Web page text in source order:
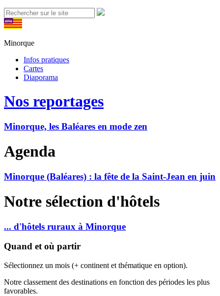
Minorque
Infos pratiques
Cartes
Diaporama
Nos reportages
Minorque, les Baléares en mode zen
Agenda
Minorque (Baléares) : la fête de la Saint-Jean en juin
Notre sélection d'hôtels
... d'hôtels ruraux à Minorque
Quand et où partir
Sélectionnez un mois (+ continent et thématique en option).
Notre classement des destinations en fonction des périodes les plus
favorables.